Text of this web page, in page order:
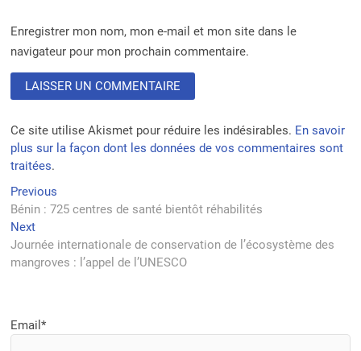
Enregistrer mon nom, mon e-mail et mon site dans le
navigateur pour mon prochain commentaire.
Ce site utilise Akismet pour réduire les indésirables. En savoir
plus sur la façon dont les données de vos commentaires sont
traitées.
Navigation
de
l’article
Previous
post:
Bénin : 725 centres de santé bientôt réhabilités
NextNext
post:
Journée internationale de conservation de l’écosystème des
mangroves : l’appel de l’UNESCO
Email*